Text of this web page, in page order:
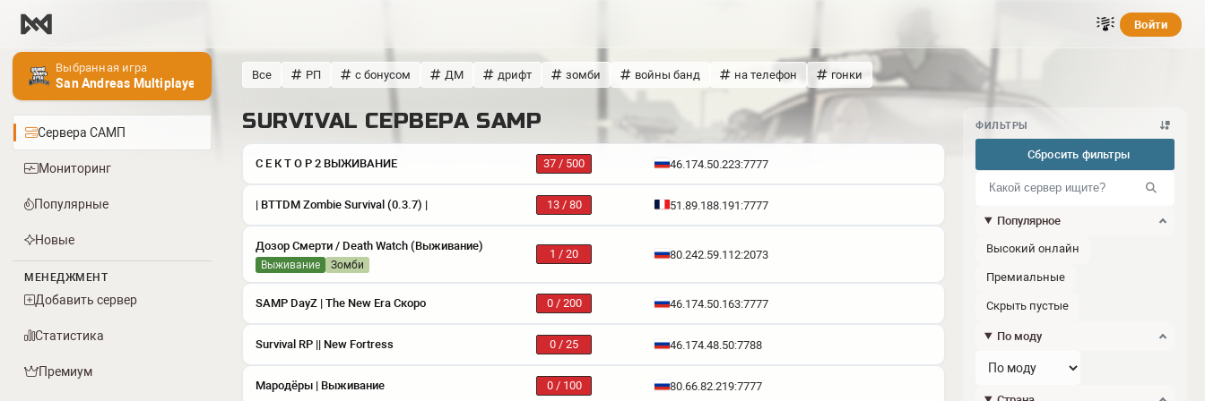
Войти
Выбранная игра
San Andreas Multiplayer
Сервера САМП
Мониторинг
Популярные
Новые
МЕНЕДЖМЕНТ
Добавить сервер
Статистика
Премиум
Все РП с бонусом ДМ дрифт зомби войны банд на телефон гонки
SURVIVAL СЕРВЕРА SAMP
С Е К Т О Р 2 ВЫЖИВАНИЕ 37 / 500 46.174.50.223:7777
| BTTDM Zombie Survival (0.3.7) | 13 / 80 51.89.188.191:7777
Дозор Смерти / Death Watch (Выживание)
Выживание зомби
1 / 20 80.242.59.112:2073
SAMP DayZ | The New Era Скоро 0 / 200 46.174.50.163:7777
Survival RP || New Fortress 0 / 25 46.174.48.50:7788
Мародёры | Выживание 0 / 100 80.66.82.219:7777
ФИЛЬТРЫ
Сбросить фильтры
Популярное
Высокий онлайн
Премиальные
Скрыть пустые
По моду